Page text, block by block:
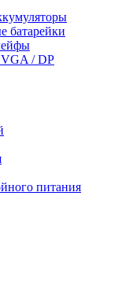
батарейки
/ DP
питания